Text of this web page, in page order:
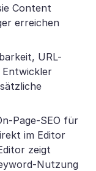
Content
erreichen
URL-
Page-SEO für
im Editor
zeigt
Nutzung